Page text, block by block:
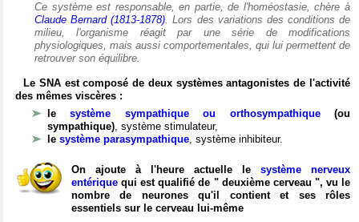
Ce système est responsable, en partie, de l'homéostasie, chère à
Claude Bernard (1813-1878). Lors des variations des conditions de
milieu, l'organisme réagit par une série de modifications
physiologiques, mais aussi comportementales, qui lui permettent de
retrouver son équilibre.
Le SNA est composé de deux systèmes antagonistes de l'activité
des mêmes viscères :
lesystème sympathique ou orthosympathique(ou
sympathique), système stimulateur,
le système parasympathique, système inhibiteur.
On ajoute à l'heure actuelle le système nerveux
entérique qui est qualifié de " deuxième cerveau ", vu le
nombre de neurones qu'il contient et ses rôles
essentiels sur le cerveau lui-même